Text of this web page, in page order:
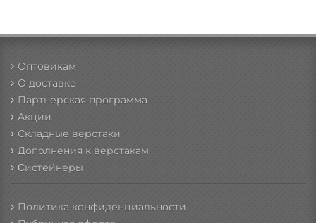
Оптовикам
О доставке
Партнерская программа
Акции
Складные верстаки
Дополнения к верстакам
Cистейнеры
Политика конфиденциальности